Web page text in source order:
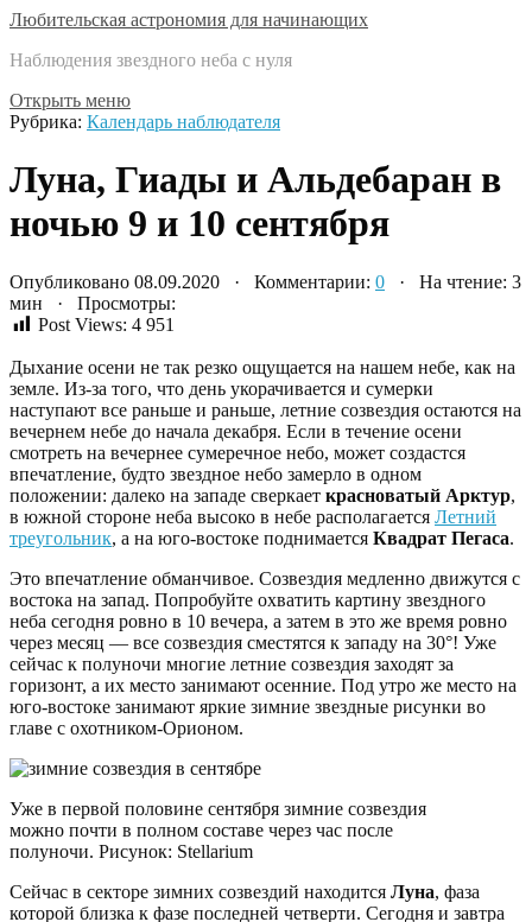
Любительская астрономия для начинающих
Наблюдения звездного неба с нуля
Открыть меню
Рубрика: Календарь наблюдателя
Луна, Гиады и Альдебаран в
ночью 9 и 10 сентября
Опубликовано 08.09.2020 · Комментарии: 0 · На чтение: 3
мин · Просмотры:
Post Views: 4 951
Дыхание осени не так резко ощущается на нашем небе, как на
земле. Из-за того, что день укорачивается и сумерки
наступают все раньше и раньше, летние созвездия остаются на
вечернем небе до начала декабря. Если в течение осени
смотреть на вечернее сумеречное небо, может создастся
впечатление, будто звездное небо замерло в одном
положении: далеко на западе сверкает красноватый Арктур,
в южной стороне неба высоко в небе располагается Летний
треугольник, а на юго-востоке поднимается Квадрат Пегаса.
Это впечатление обманчивое. Созвездия медленно движутся с
востока на запад. Попробуйте охватить картину звездного
неба сегодня ровно в 10 вечера, а затем в это же время ровно
через месяц — все созвездия сместятся к западу на 30°! Уже
сейчас к полуночи многие летние созвездия заходят за
горизонт, а их место занимают осенние. Под утро же место на
юго-востоке занимают яркие зимние звездные рисунки во
главе с охотником-Орионом.
Уже в первой половине сентября зимние созвездия
можно почти в полном составе через час после
полуночи. Рисунок: Stellarium
Сейчас в секторе зимних созвездий находится Луна, фаза
которой близка к фазе последней четверти. Сегодня и завтра